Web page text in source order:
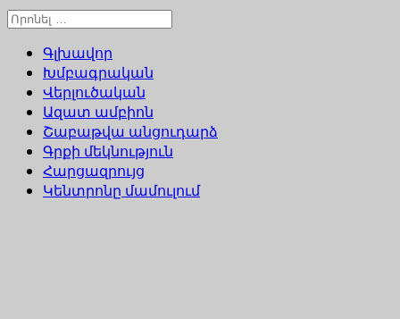
Գլխավոր
Խմբագրական
Վերլուծական
Ազատ ամբիոն
Շաբաթվա անցուդարձ
Գրքի մեկնություն
Հարցազրույց
Կենտրոնը մամուլում